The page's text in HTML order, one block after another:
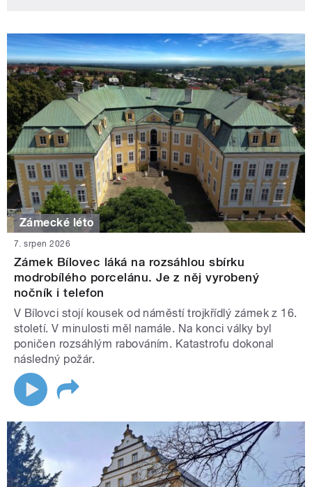
Zámecké léto
7. srpen 2026
Zámek Bílovec láká na rozsáhlou sbírku
modrobílého porcelánu. Je z něj vyrobený
nočník i telefon
V Bílovci stojí kousek od náměstí trojkřídlý zámek z 16.
století. V minulosti měl namále. Na konci války byl
poničen rozsáhlým rabováním. Katastrofu dokonal
následný požár.